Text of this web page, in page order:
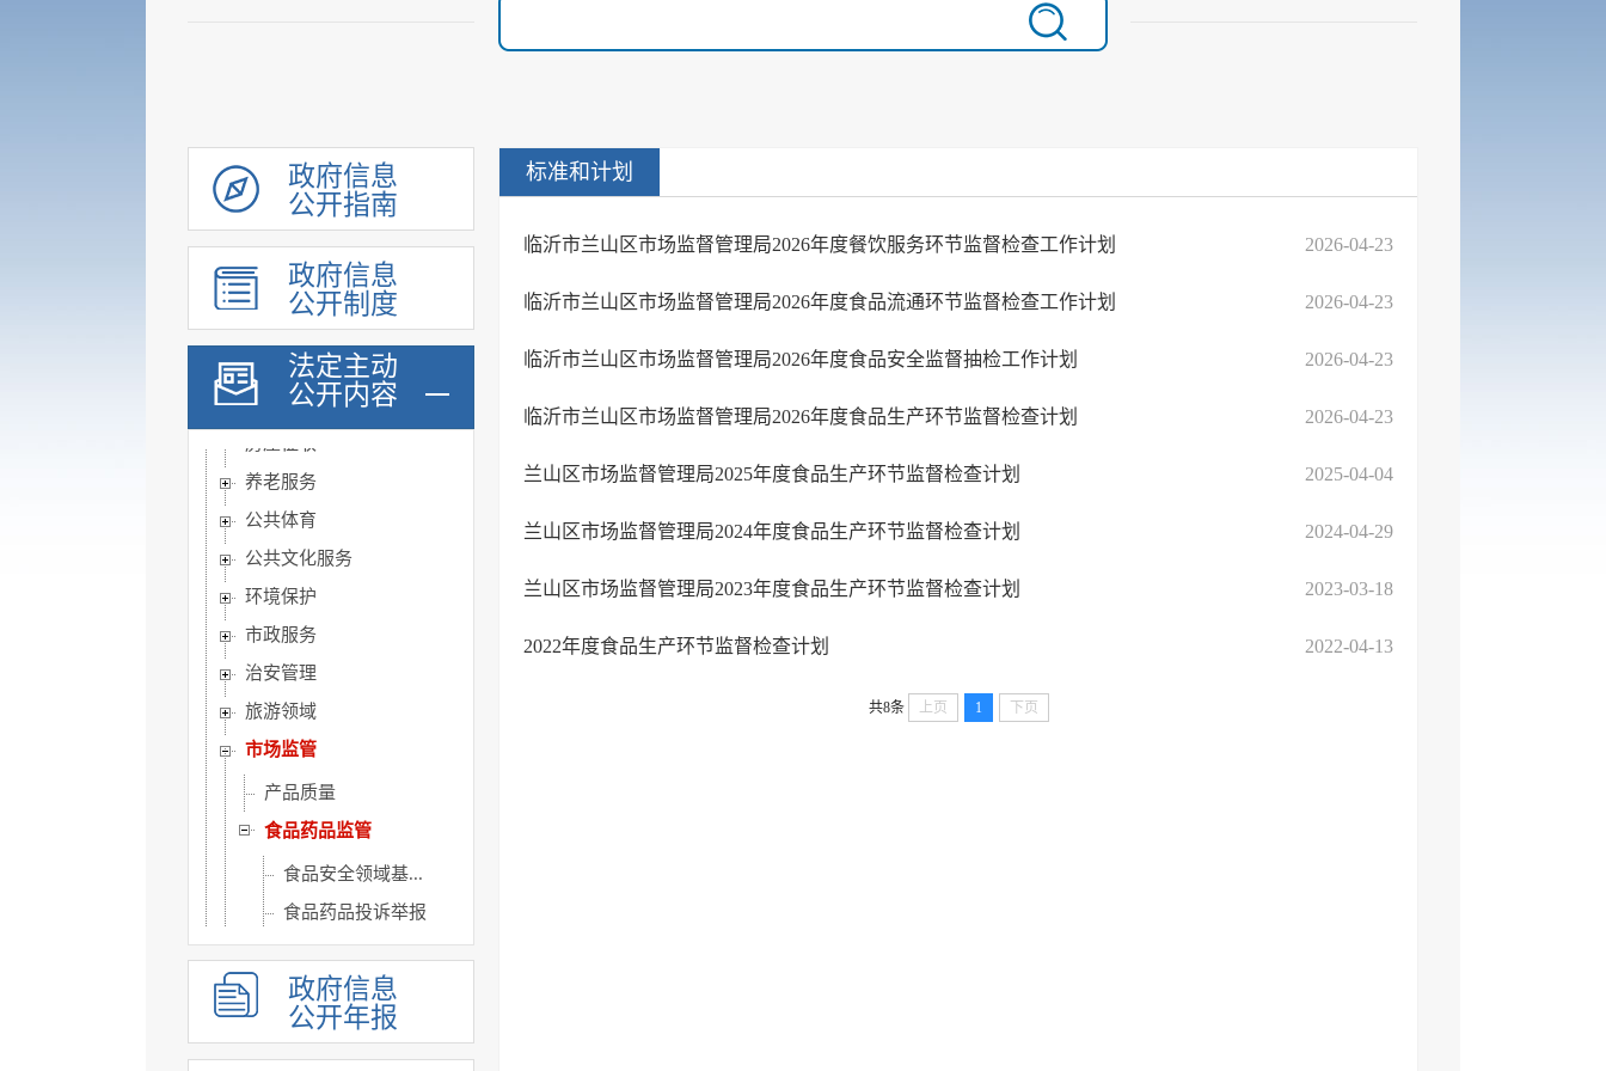
政府信息
公开指南
政府信息
公开制度
法定主动
公开内容
社会救助
社会福利
教育
基本医疗卫生
住房和城乡建设
征地信息
农业预测信息
养老服务
公共体育
公共文化服务
环境保护
市政服务
治安管理
旅游领域
市场监管
产品质量
食品药品监管
食品安全领域基...
食品药品投诉举报
生产经营监督检查
标准和计划
结果公示
政府信息
公开年报
标准和计划
临沂市兰山区市场监督管理局2026年度餐饮服务环节监督检查工作计划 2026-04-23
临沂市兰山区市场监督管理局2026年度食品流通环节监督检查工作计划 2026-04-23
临沂市兰山区市场监督管理局2026年度食品安全监督抽检工作计划 2026-04-23
临沂市兰山区市场监督管理局2026年度食品生产环节监督检查计划 2026-04-23
兰山区市场监督管理局2025年度食品生产环节监督检查计划 2025-04-04
兰山区市场监督管理局2024年度食品生产环节监督检查计划 2024-04-29
兰山区市场监督管理局2023年度食品生产环节监督检查计划 2023-03-18
2022年度食品生产环节监督检查计划 2022-04-13
共8条 上页 1 下页